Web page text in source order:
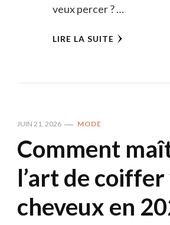
veux percer ? …
LIRE LA SUITE
JUIN 21, 2026 MODE
Comment
l’art de coiffer
cheveux en